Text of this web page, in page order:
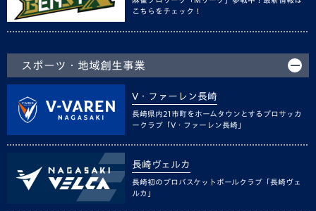
こちらをチェック！
スポーツ・地域創生事業
V・ファーレン長崎
長崎県内21市町をホームタウンとするプロサッカ
ークラブ「V・ファーレン長崎」
長崎ヴェルカ
長崎初のプロバスケットボールクラブ「長崎ヴェ
ルカ」